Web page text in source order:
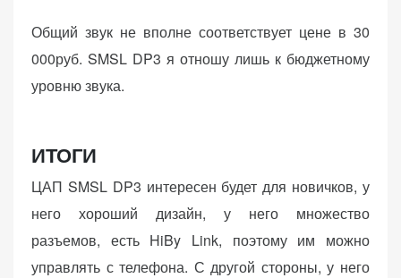
Общий звук не вполне соответствует цене в 30
000руб. SMSL DP3 я отношу лишь к бюджетному
уровню звука.
ИТОГИ
ЦАП SMSL DP3 интересен будет для новичков, у
него хороший дизайн, у него множество
разъемов, есть HiBy Link, поэтому им можно
управлять с телефона. С другой стороны, у него